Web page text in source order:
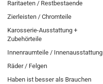
Raritaeten / Restbestaende
Zierleisten / Chromteile
Karosserie-Ausstattung +
Zubehörteile
Innenraumteile / Innenausstattung
Räder / Felgen
Haben ist besser als Brauchen